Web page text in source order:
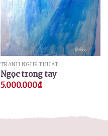
TRANH NGHỆ THUẬT
Ngọc trong tay
5.000.000₫